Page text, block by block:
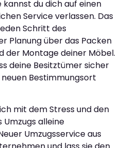
kannst du dich auf einen
Service verlassen. Das
Schritt des
Planung über das Packen
der Montage deiner Möbel.
deine Besitztümer sicher
Bestimmungsort
mit dem Stress und den
alleine
Umzugsservice aus